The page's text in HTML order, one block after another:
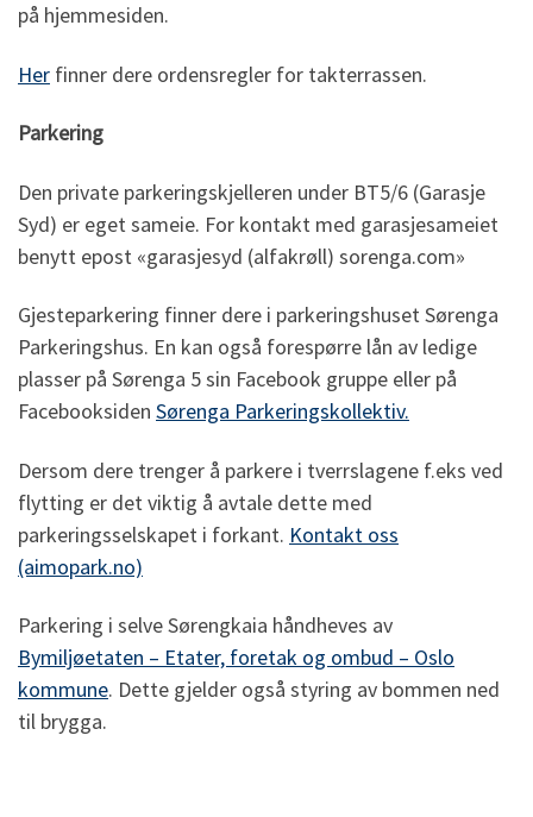
på hjemmesiden.
Her finner dere ordensregler for takterrassen.
Parkering
Den private parkeringskjelleren under BT5/6 (Garasje
Syd) er eget sameie. For kontakt med garasjesameiet
benytt epost «garasjesyd (alfakrøll) sorenga.com»
Gjesteparkering finner dere i parkeringshuset Sørenga
Parkeringshus. En kan også forespørre lån av ledige
plasser på Sørenga 5 sin Facebook gruppe eller på
Facebooksiden Sørenga Parkeringskollektiv.
Dersom dere trenger å parkere i tverrslagene f.eks ved
flytting er det viktig å avtale dette med
parkeringsselskapet i forkant. Kontakt oss
(aimopark.no)
Parkering i selve Sørengkaia håndheves av
Bymiljøetaten – Etater, foretak og ombud – Oslo
kommune. Dette gjelder også styring av bommen ned
til brygga.